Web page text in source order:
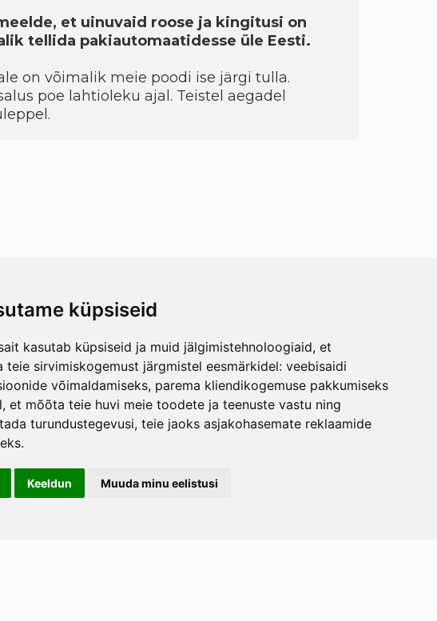
küpsiseid
kasutab küpsiseid ja muid jälgimistehnoloogiaid, et
teie sirvimiskogemust järgmistel eesmärkidel: veebisaidi
võimaldamiseks, parema kliendikogemuse pakkumiseks
, et mõõta teie huvi meie toodete ja teenuste vastu ning
turundustegevusi, teie jaoks asjakohasemate reklaamide
.
Keeldun Muuda minu eelistusi
et uinuvaid roose ja kingitusi on
tellida pakiautomaatidesse üle Eesti.
on võimalik meie poodi ise järgi tulla.
poe lahtioleku ajal. Teistel aegadel